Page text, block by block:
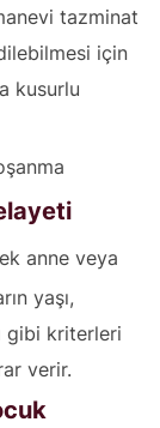
tazminat
için
kusurlu
anne veya
yaşı,
gibi kriterleri
verir.